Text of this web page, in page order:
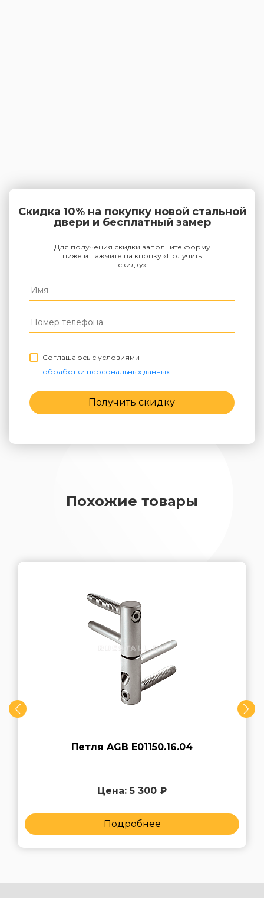
Скидка 10% на покупку новой стальной
двери и бесплатный замер
Для получения скидки заполните форму
ниже и нажмите на кнопку «Получить
скидку»
Соглашаюсь с условиями
обработки персональных данных
Получить скидку
Похожие товары
Петля AGB E01150.16.04
Цена: 5 300 ₽
Подробнее